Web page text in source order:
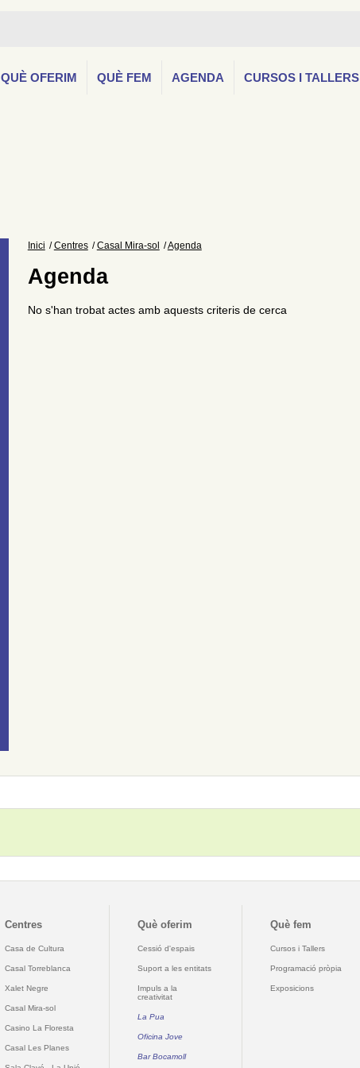
QUÈ OFERIM QUÈ FEM AGENDA CURSOS I TALLERS
Inici Centres Casal Mira-sol Agenda
Agenda
No s'han trobat actes amb aquests criteris de cerca
Centres
Casa de Cultura
Casal Torreblanca
Xalet Negre
Casal Mira-sol
Casino La Floresta
Casal Les Planes
Què oferim
Cessió d'espais
Suport a les entitats
Impuls a la
creativitat
La Pua
Oficina Jove
Bar Bocamoll
Què fem
Cursos i Tallers
Programació pròpia
Exposicions